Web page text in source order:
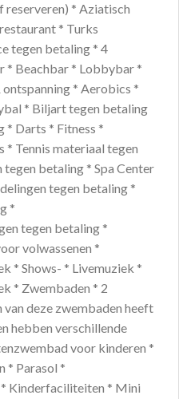
* Aziatisch
* Turks
tegen betaling * 4
* Beachbar * Lobbybar *
* Aerobics *
* Biljart tegen betaling
* Darts * Fitness *
Tennis materiaal tegen
betaling * Spa Center
tegen betaling *
*
tegen betaling *
volwassenen *
* Shows- * Livemuziek *
* Zwembaden * 2
deze zwembaden heeft
hebben verschillende
voor kinderen *
* Parasol *
Kinderfaciliteiten * Mini